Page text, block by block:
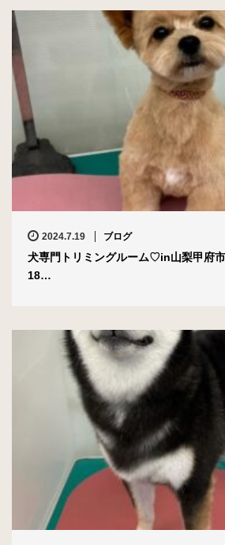
2024.7.19 ブログ
犬専門トリミングルーム♡in山梨甲府
18…